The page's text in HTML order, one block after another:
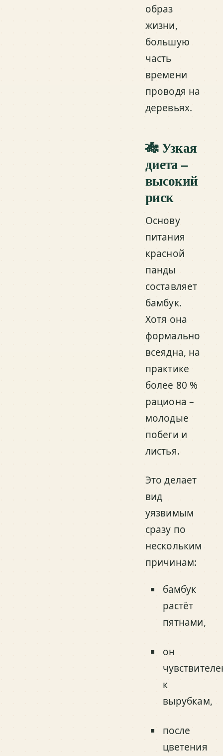
образ
жизни,
большую
часть
времени
проводя на
деревьях.
🎋 Узкая
диета –
высокий
риск
Основу
питания
красной
панды
составляет
бамбук.
Хотя она
формально
всеядна, на
практике
более 80 %
рациона –
молодые
побеги и
листья.
Это делает
вид
уязвимым
сразу по
нескольким
причинам:
бамбук
растёт
пятнами,
он
к
вырубкам,
после
цветения